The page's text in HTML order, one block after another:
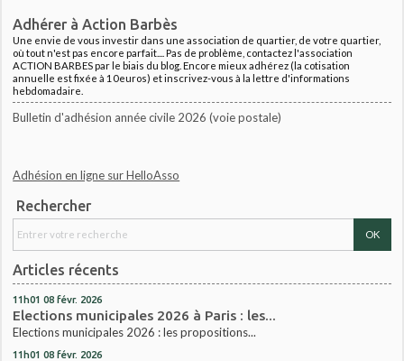
Adhérer à Action Barbès
Une envie de vous investir dans une association de quartier, de votre quartier,
où tout n'est pas encore parfait.... Pas de problème, contactez l'association
ACTION BARBES par le biais du blog. Encore mieux adhérez (la cotisation
annuelle est fixée à 10euros) et inscrivez-vous à la lettre d'informations
hebdomadaire.
Bulletin d'adhésion année civile 2026 (voie postale)
Adhésion en ligne sur HelloAsso
Rechercher
Articles récents
11h01 08 févr. 2026
Elections municipales 2026 à Paris : les...
Elections municipales 2026 : les propositions...
11h01 08 févr. 2026